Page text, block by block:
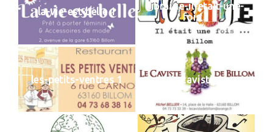
la-vie-est-belle 1
librairie-il-etait-une-
fois 1
les-petits-ventres 1 le-caviste 1